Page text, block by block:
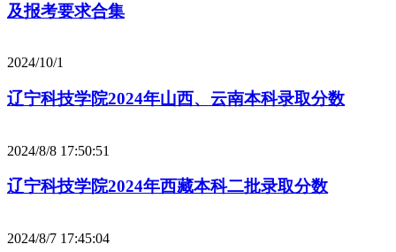
及报考要求合集
2024/10/1
辽宁科技学院2024年山西、云南本科录取分数
2024/8/8 17:50:51
辽宁科技学院2024年西藏本科二批录取分数
2024/8/7 17:45:04